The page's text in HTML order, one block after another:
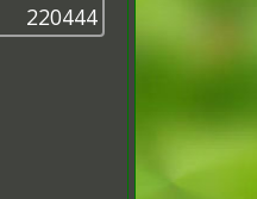
220444